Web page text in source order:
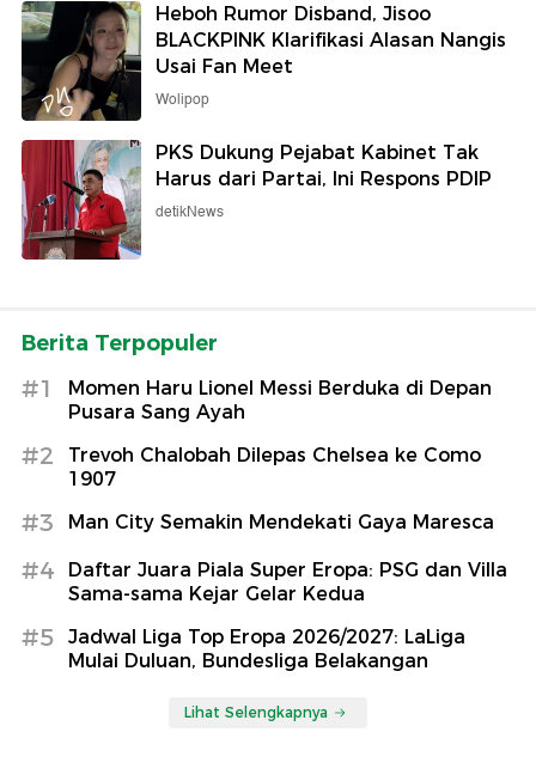
Heboh Rumor Disband, Jisoo
BLACKPINK Klarifikasi Alasan Nangis
Usai Fan Meet
Wolipop
PKS Dukung Pejabat Kabinet Tak
Harus dari Partai, Ini Respons PDIP
detikNews
Berita Terpopuler
#1
Momen Haru Lionel Messi Berduka di Depan
Pusara Sang Ayah
#2
Trevoh Chalobah Dilepas Chelsea ke Como
1907
#3 Man City Semakin Mendekati Gaya Maresca
#4
Daftar Juara Piala Super Eropa: PSG dan Villa
Sama-sama Kejar Gelar Kedua
#5
Jadwal Liga Top Eropa 2026/2027: LaLiga
Mulai Duluan, Bundesliga Belakangan
Lihat Selengkapnya